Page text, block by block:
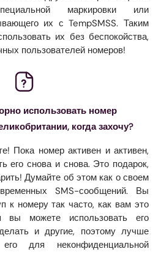
маркировки или
их с TempSMSS. Таким
их без беспокойства,
пользователей номеров!
использовать номер
когда захочу?
Пока номер активен и активен,
его снова и снова. Это подарок,
Думайте об этом как о своем
SMS-сообщений. Вы
к номеру так часто, как вам это
вы можете использовать его
и другие, поэтому лучше
для неконфиденциальной